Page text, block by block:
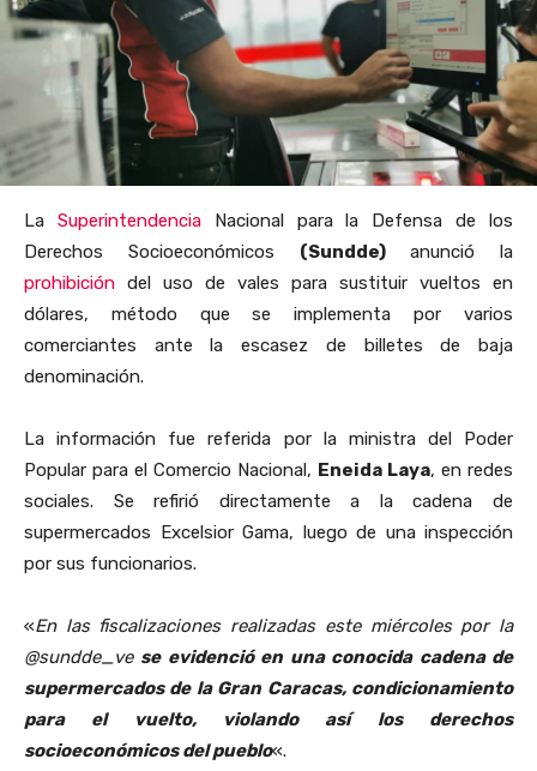
La SuperintendenciaNacional para la Defensa de los
Derechos Socioeconómicos (Sundde)anunció la
prohibición del uso de vales para sustituir vueltos en
dólares, método que se implementa por varios
comerciantes ante la escasez de billetes de baja
denominación.
La información fue referida por la ministra del Poder
Popular para el Comercio Nacional, Eneida Laya, en redes
sociales. Se refirió directamente a la cadena de
supermercados Excelsior Gama, luego de una inspección
por sus funcionarios.
«En las fiscalizaciones realizadas este miércoles por la
@sundde_ve se evidenció en una conocida cadena de
supermercados de la Gran Caracas, condicionamiento
para el vuelto, violando así los derechos
socioeconómicos del pueblo«.